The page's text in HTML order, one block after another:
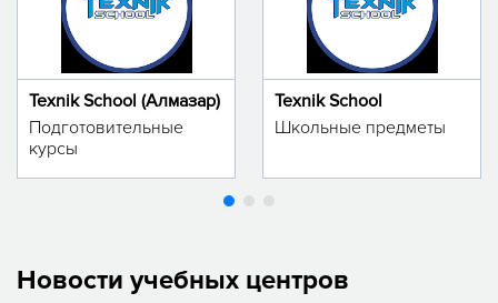
Texnik School (Алмазар)
Подготовительные
курсы
Texnik School
Школьные предметы
Новости учебных центров